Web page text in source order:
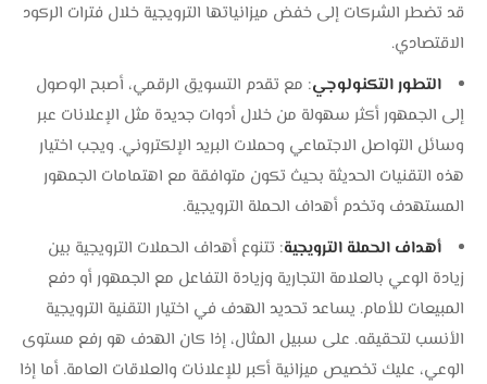
قد تضطر الشركات إلى خفض ميزانياتها الترويجية خلال فترات الركود
الاقتصادي.
التطور التكنولوجي: مع تقدم التسويق الرقمي، أصبح الوصول
إلى الجمهور أكثر سهولة من خلال أدوات جديدة مثل الإعلانات عبر
وسائل التواصل الاجتماعي وحملات البريد الإلكتروني. ويجب اختيار
هذه التقنيات الحديثة بحيث تكون متوافقة مع اهتمامات الجمهور
المستهدف وتخدم أهداف الحملة الترويجية.
أهداف الحملة الترويجية: تتنوع أهداف الحملات الترويجية بين
زيادة الوعي بالعلامة التجارية وزيادة التفاعل مع الجمهور أو دفع
المبيعات للأمام. يساعد تحديد الهدف في اختيار التقنية الترويجية
الأنسب لتحقيقه. على سبيل المثال، إذا كان الهدف هو رفع مستوى
الوعي، عليك تخصيص ميزانية أكبر للإعلانات والعلاقات العامة. أما إذا